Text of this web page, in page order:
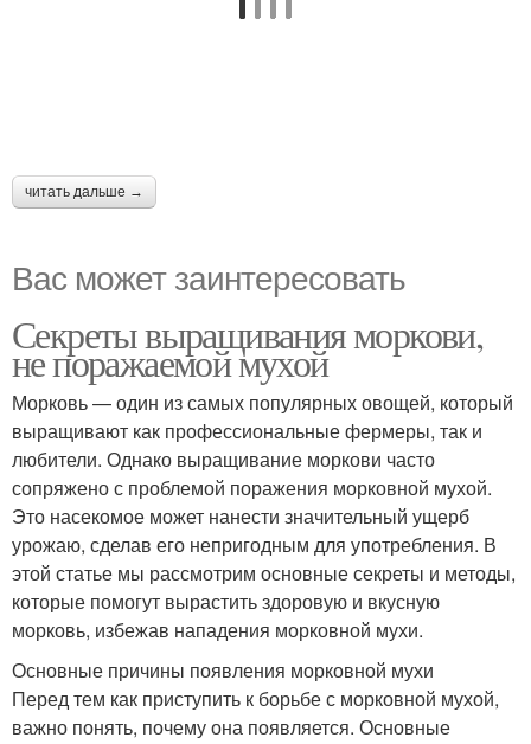
читать дальше →
Вас может заинтересовать
Секреты выращивания моркови,
не поражаемой мухой
Морковь — один из самых популярных овощей, который
выращивают как профессиональные фермеры, так и
любители. Однако выращивание моркови часто
сопряжено с проблемой поражения морковной мухой.
Это насекомое может нанести значительный ущерб
урожаю, сделав его непригодным для употребления. В
этой статье мы рассмотрим основные секреты и методы,
которые помогут вырастить здоровую и вкусную
морковь, избежав нападения морковной мухи.
Основные причины появления морковной мухи
Перед тем как приступить к борьбе с морковной мухой,
важно понять, почему она появляется. Основные